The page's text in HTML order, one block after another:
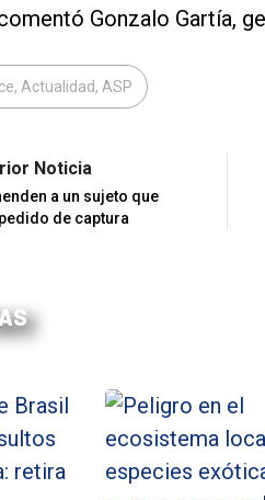
Gonzalo Gartía,
Actualidad, ASP
Noticia
a un sujeto que
de captura